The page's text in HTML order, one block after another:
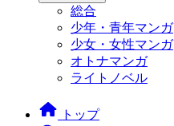
総合
少年・青年マンガ
少女・女性マンガ
オトナマンガ
ライトノベル
トップ